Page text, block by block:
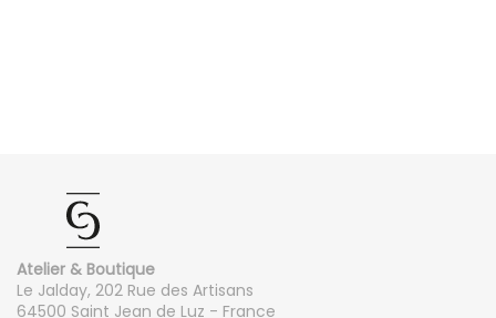
Atelier & Boutique
Le Jalday, 202 Rue des Artisans
64500 Saint Jean de Luz - France